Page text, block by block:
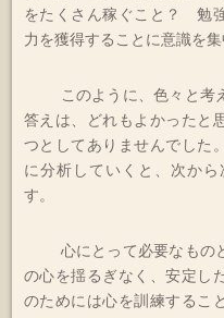
をたくさん稼ぐこと？ 勉
力を獲得することに意識を
このように、色々と考
答えは、どれもよかったと
つとしてありませんでした
に分析していくと、次か
す。
心にとって必要なも
の心を揺るぎなく、安定し
のためには心を訓練するこ